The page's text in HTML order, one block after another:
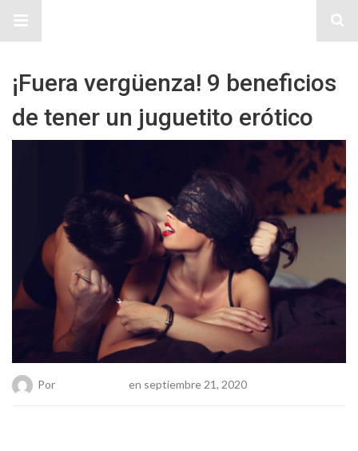
¡Fuera vergüenza! 9 beneficios
de tener un juguetito erótico
Por en septiembre 21, 2020